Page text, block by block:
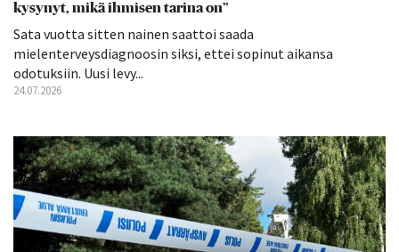
kysynyt, mikä ihmisen tarina on”
Sata vuotta sitten nainen saattoi saada
mielenterveysdiagnoosin siksi, ettei sopinut aikansa
odotuksiin. Uusi levy...
24.07.2026